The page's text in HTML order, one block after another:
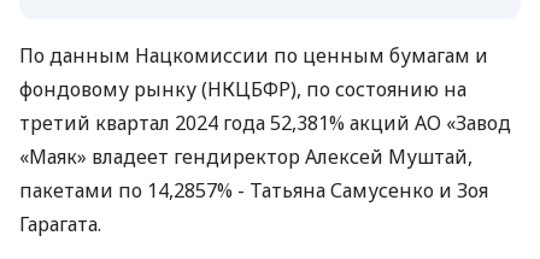
По данным Нацкомиссии по ценным бумагам и
фондовому рынку (НКЦБФР), по состоянию на
третий квартал 2024 года 52,381% акций АО «Завод
«Маяк» владеет гендиректор Алексей Муштай,
пакетами по 14,2857% - Татьяна Самусенко и Зоя
Гарагата.